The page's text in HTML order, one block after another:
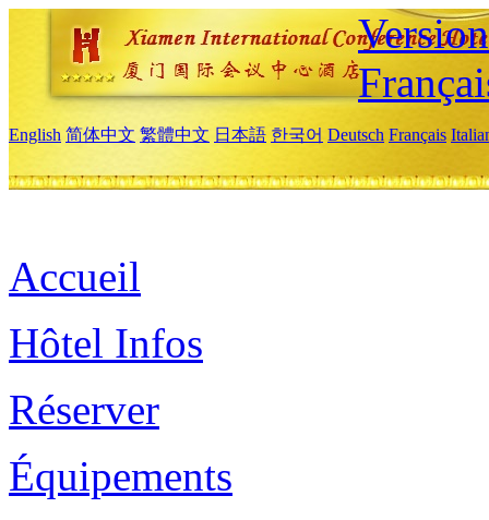
English 简体中文 繁體中文 日本語 한국어 Deutsch Français
Accueil
Hôtel Infos
Réserver
Équipements